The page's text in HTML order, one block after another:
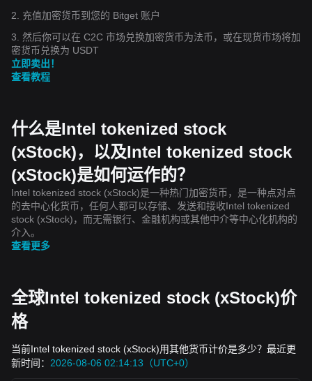
2. 充值加密货币到您的 Bitget 账户
3. 然后你可以在 C2C 市场兑换加密货币为法币，或在现货市场将加
密货币兑换为 USDT
立即卖出！
查看教程
什么是Intel tokenized stock
(xStock)，以及Intel tokenized stock
(xStock)是如何运作的？
Intel tokenized stock (xStock)是一种热门加密货币，是一种点对点
的去中心化货币，任何人都可以存储、发送和接收Intel tokenized
stock (xStock)，而无需银行、金融机构或其他中介等中心化机构的
介入。
查看更多
全球Intel tokenized stock (xStock)价
格
当前Intel tokenized stock (xStock)用其他货币计价是多少？最近更
新时间： 2026-08-06 02:14:13（UTC+0）